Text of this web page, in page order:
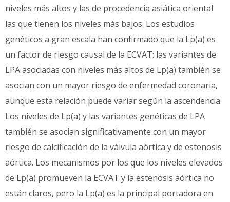
niveles más altos y las de procedencia asiática oriental
las que tienen los niveles más bajos. Los estudios
genéticos a gran escala han confirmado que la Lp(a) es
un factor de riesgo causal de la ECVAT: las variantes de
LPA asociadas con niveles más altos de Lp(a) también se
asocian con un mayor riesgo de enfermedad coronaria,
aunque esta relación puede variar según la ascendencia.
Los niveles de Lp(a) y las variantes genéticas de LPA
también se asocian significativamente con un mayor
riesgo de calcificación de la válvula aórtica y de estenosis
aórtica. Los mecanismos por los que los niveles elevados
de Lp(a) promueven la ECVAT y la estenosis aórtica no
están claros, pero la Lp(a) es la principal portadora en